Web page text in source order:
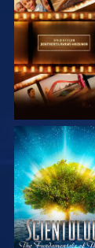
СМОТРЕТЬ
ПЕРЕДАЧИ
СМОТРЕТЬ
ПЕРЕДАЧИ